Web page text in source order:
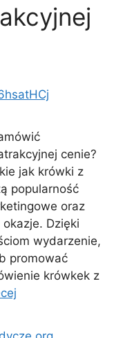
cenie?
jak krówki z
popularność
oraz
Dzięki
wydarzenie,
promować
krówkek z